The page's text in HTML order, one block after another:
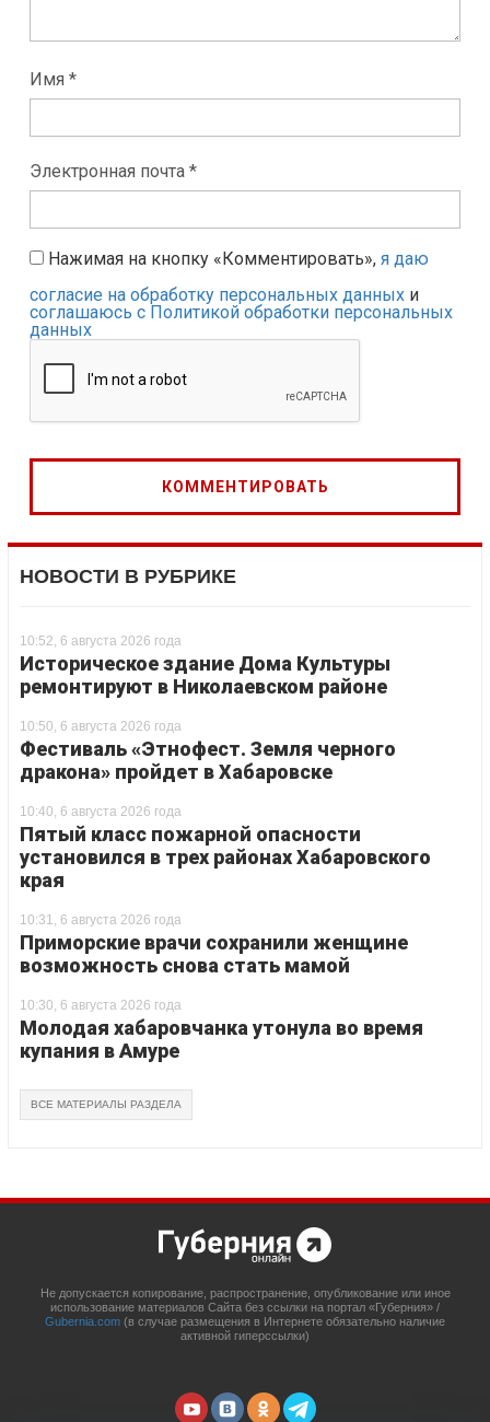
Имя *
Электронная почта *
Нажимая на кнопку «Комментировать», я даю
согласие на обработку персональных данных и
соглашаюсь с Политикой обработки персональных
данных
НОВОСТИ В РУБРИКЕ
10:52, 6 августа 2026 года
Историческое здание Дома Культуры
ремонтируют в Николаевском районе
10:50, 6 августа 2026 года
Фестиваль «Этнофест. Земля черного
дракона» пройдет в Хабаровске
10:40, 6 августа 2026 года
Пятый класс пожарной опасности
установился в трех районах Хабаровского
края
10:31, 6 августа 2026 года
Приморские врачи сохранили женщине
возможность снова стать мамой
10:30, 6 августа 2026 года
Молодая хабаровчанка утонула во время
купания в Амуре
ВСЕ МАТЕРИАЛЫ РАЗДЕЛА
Не допускается копирование, распространение, опубликование или иное
использование материалов Сайта без ссылки на портал «Губерния» /
Gubernia.com (в случае размещения в Интернете обязательно наличие
активной гиперссылки)